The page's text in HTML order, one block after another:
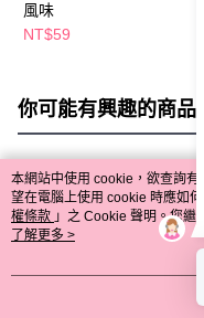
風味
NT$59
你可能有興趣的商品
熱門標籤
本網站中使用 cookie，欲查詢有
望在電腦上使用 cookie 時應如
權條款 」之 Cookie 聲明。您繼
用條款之 Cookie 聲明使用
了解更多 >